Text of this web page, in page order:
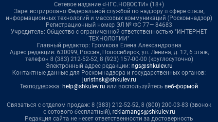
Сетевое издание «НГС.НОВОСТИ» (18+)
Зарегистрировано Федеральной службой по надзору в сфере связи,
информационных технологий и массовых коммуникаций (Роскомнадзор)
Регистрационный номер ЭЛ № ФС 77— 84683
Учредитель: Общество с ограниченной ответственностью "ИНТЕРНЕТ
ТЕХНОЛОГИИ"
Главный редактор: Громкова Елена Александровна
Адрес редакции: 630099, Россия, Новосибирск, ул. Ленина, д. 12, 6 этаж,
телефон 8 (383) 212-52-52, 8 (923) 157-00-00 (круглосуточно)
Электронный адрес редакции: ngs@shkulev.ru
Контактные данные для Роскомнадзора и государственных органов:
juristnsk@shkulev.ru
Техподдержка: help@shkulev.ru или воспользуйтесь веб-формой
Связаться с отделом продаж: 8 (383) 212-52-52, 8 (800) 200-03-83 (звонок
с сотового бесплатный), reklamangs@shkulev.ru
Редакция сайта не несет ответственности за достоверность